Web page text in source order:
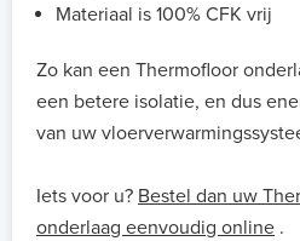
Materiaal is 100% CFK vrij
Zo kan een Thermofloor
een betere isolatie, en dus
van uw
Iets voor u? Bestel dan uw
onderlaag eenvoudig online .